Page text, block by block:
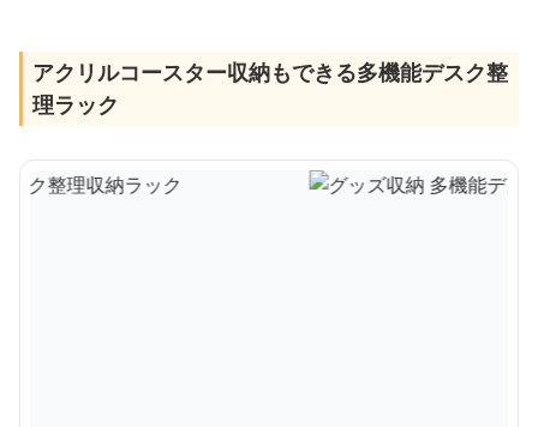
アクリルコースター収納もできる多機能デスク整
理ラック